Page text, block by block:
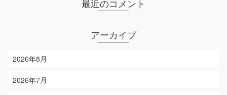
最近のコメント
アーカイブ
2026年8月
2026年7月